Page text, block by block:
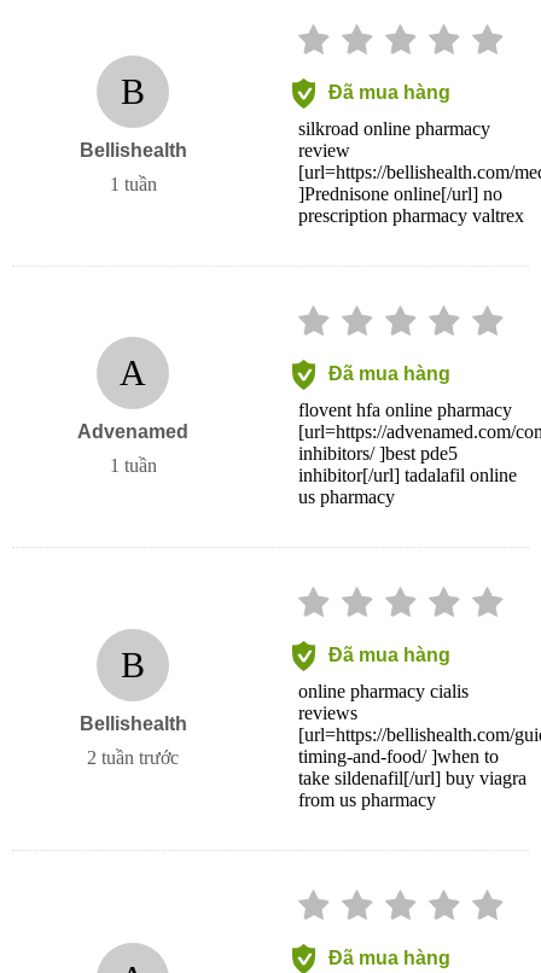
B
Bellishealth
1 tuần
Đã mua hàng
silkroad online pharmacy
review
[url=https://bellishealth.com/
]Prednisone online[/url] no
prescription pharmacy valtrex
A
Advenamed
1 tuần
Đã mua hàng
flovent hfa online pharmacy
[url=https://advenamed.com/
inhibitors/ ]best pde5
inhibitor[/url] tadalafil online
us pharmacy
B
Bellishealth
2 tuần trước
Đã mua hàng
online pharmacy cialis
reviews
[url=https://bellishealth.com/
timing-and-food/ ]when to
take sildenafil[/url] buy viagra
from us pharmacy
Đã mua hàng